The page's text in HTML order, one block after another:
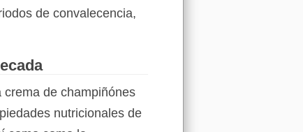
de convalecencia,
de champiñónes
nutricionales de